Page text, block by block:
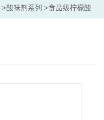
>酸味剂系列 >食品级柠檬酸